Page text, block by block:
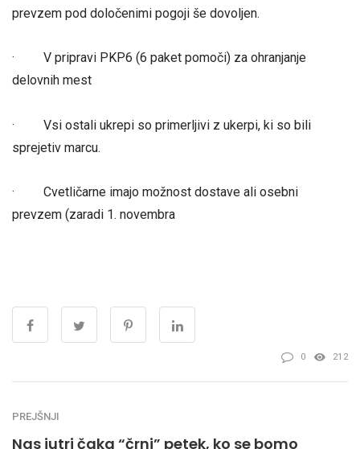
prevzem pod določenimi pogoji še dovoljen.
· V pripravi PKP6 (6 paket pomoči) za ohranjanje
delovnih mest
· Vsi ostali ukrepi so primerljivi z ukerpi, ki so bili
sprejetiv marcu.
· Cvetličarne imajo možnost dostave ali osebni
prevzem (zaradi 1. novembra
0 212
PREJŠNJI
Nas jutri čaka “črni” petek, ko se bomo